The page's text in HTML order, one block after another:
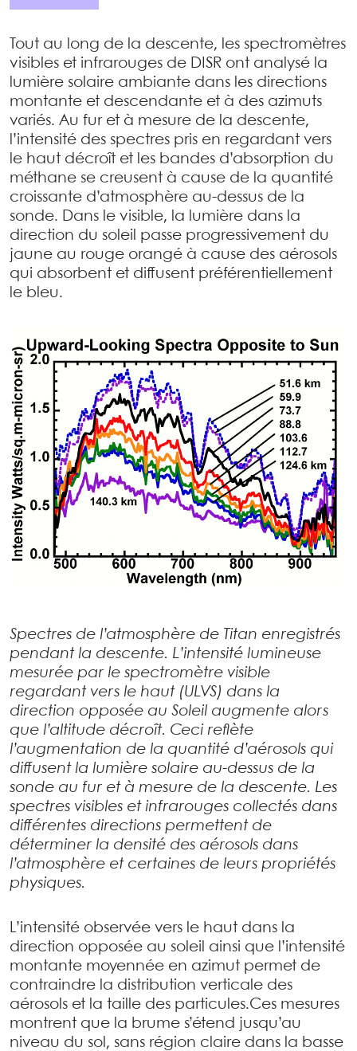
Tout au long de la descente, les spectromètres
visibles et infrarouges de DISR ont analysé la
lumière solaire ambiante dans les directions
montante et descendante et à des azimuts
variés. Au fur et à mesure de la descente,
l’intensité des spectres pris en regardant vers
le haut décroît et les bandes d’absorption du
méthane se creusent à cause de la quantité
croissante d’atmosphère au-dessus de la
sonde. Dans le visible, la lumière dans la
direction du soleil passe progressivement du
jaune au rouge orangé à cause des aérosols
qui absorbent et diffusent préférentiellement
le bleu.
Spectres de l’atmosphère de Titan enregistrés
pendant la descente. L’intensité lumineuse
mesurée par le spectromètre visible
regardant vers le haut (ULVS) dans la
direction opposée au Soleil augmente alors
que l’altitude décroît. Ceci reflète
l’augmentation de la quantité d’aérosols qui
diffusent la lumière solaire au-dessus de la
sonde au fur et à mesure de la descente. Les
spectres visibles et infrarouges collectés dans
différentes directions permettent de
déterminer la densité des aérosols dans
l’atmosphère et certaines de leurs propriétés
physiques.
L’intensité observée vers le haut dans la
direction opposée au soleil ainsi que l’intensité
montante moyennée en azimut permet de
contraindre la distribution verticale des
aérosols et la taille des particules.Ces mesures
montrent que la brume s’étend jusqu’au
niveau du sol, sans région claire dans la basse